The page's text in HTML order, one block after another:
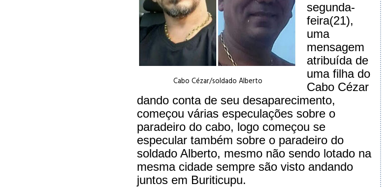
Cabo Cézar/soldado Alberto
segunda-
feira(21),
uma
mensagem
atribuída de
uma filha do
Cabo Cézar
dando conta de seu desaparecimento,
começou várias especulações sobre o
paradeiro do cabo, logo começou se
especular também sobre o paradeiro do
soldado Alberto, mesmo não sendo lotado na
mesma cidade sempre são visto andando
juntos em Buriticupu.